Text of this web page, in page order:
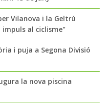
Vilanova i la Geltrú
impuls al ciclisme"
i puja a Segona Divisió
la nova piscina